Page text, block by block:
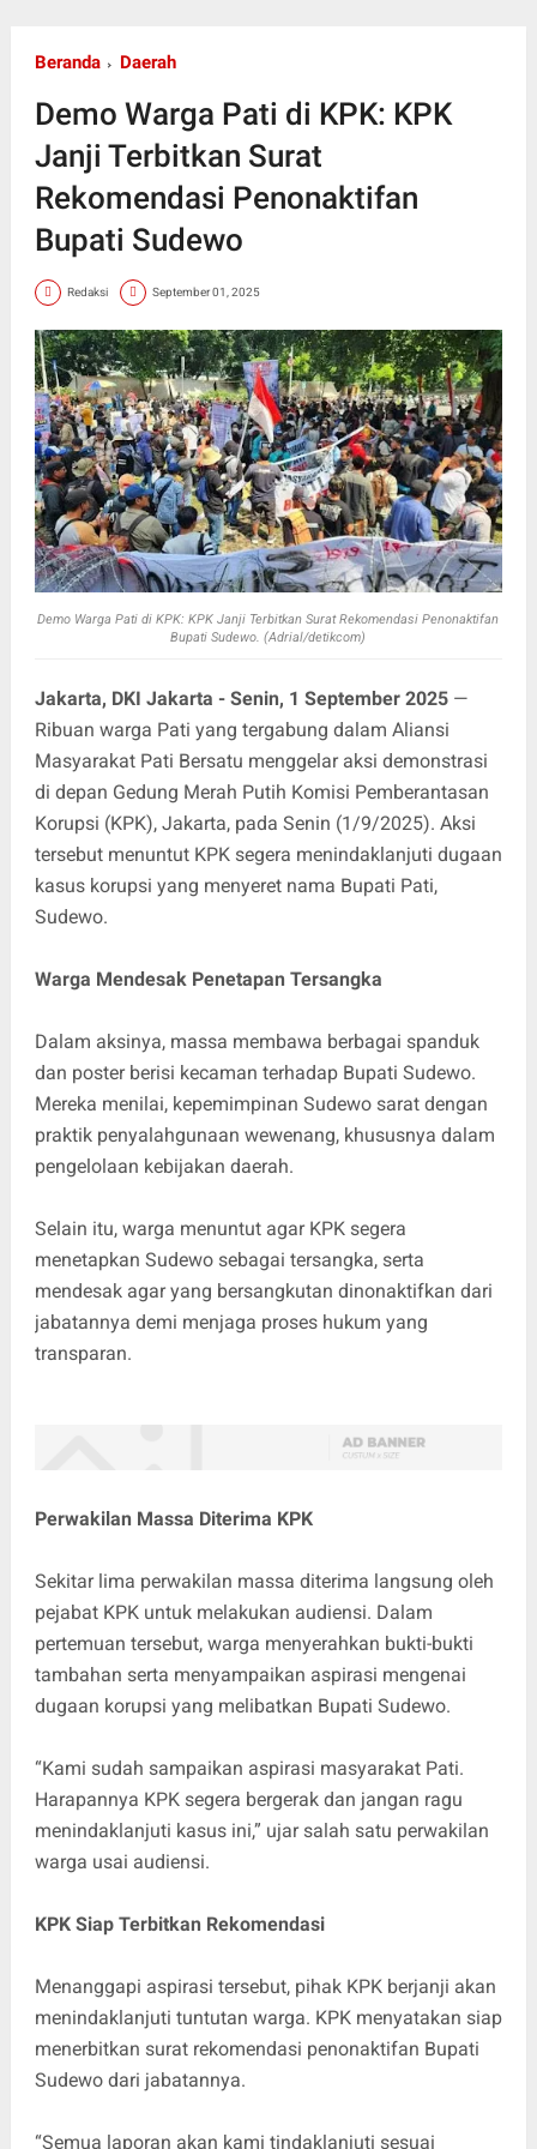
Beranda Daerah
Demo Warga Pati di KPK: KPK
Janji Terbitkan Surat
Rekomendasi Penonaktifan
Bupati Sudewo
Redaksi September 01, 2025
Demo Warga Pati di KPK: KPK Janji Terbitkan Surat Rekomendasi Penonaktifan
Bupati Sudewo. (Adrial/detikcom)
Jakarta, DKI Jakarta - Senin, 1 September 2025—
Ribuan warga Pati yang tergabung dalam Aliansi
Masyarakat Pati Bersatu menggelar aksi demonstrasi
di depan Gedung Merah Putih Komisi Pemberantasan
Korupsi (KPK), Jakarta, pada Senin (1/9/2025). Aksi
tersebut menuntut KPK segera menindaklanjuti dugaan
kasus korupsi yang menyeret nama Bupati Pati,
Sudewo.
Warga Mendesak Penetapan Tersangka
Dalam aksinya, massa membawa berbagai spanduk
dan poster berisi kecaman terhadap Bupati Sudewo.
Mereka menilai, kepemimpinan Sudewo sarat dengan
praktik penyalahgunaan wewenang, khususnya dalam
pengelolaan kebijakan daerah.
Selain itu, warga menuntut agar KPK segera
menetapkan Sudewo sebagai tersangka, serta
mendesak agar yang bersangkutan dinonaktifkan dari
jabatannya demi menjaga proses hukum yang
transparan.
Perwakilan Massa Diterima KPK
Sekitar lima perwakilan massa diterima langsung oleh
pejabat KPK untuk melakukan audiensi. Dalam
pertemuan tersebut, warga menyerahkan bukti-bukti
tambahan serta menyampaikan aspirasi mengenai
dugaan korupsi yang melibatkan Bupati Sudewo.
“Kami sudah sampaikan aspirasi masyarakat Pati.
Harapannya KPK segera bergerak dan jangan ragu
menindaklanjuti kasus ini,” ujar salah satu perwakilan
warga usai audiensi.
KPK Siap Terbitkan Rekomendasi
Menanggapi aspirasi tersebut, pihak KPK berjanji akan
menindaklanjuti tuntutan warga. KPK menyatakan siap
menerbitkan surat rekomendasi penonaktifan Bupati
Sudewo dari jabatannya.
“Semua laporan akan kami tindaklanjuti sesuai